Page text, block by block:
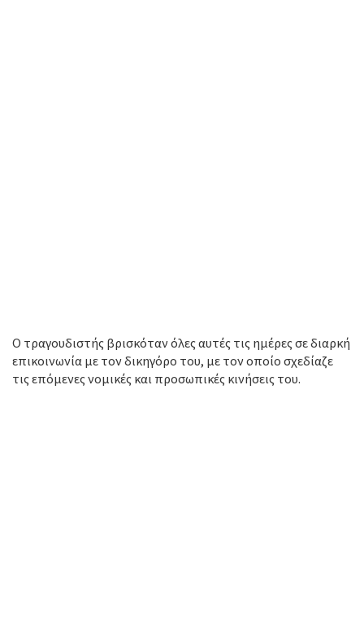
Ο τραγουδιστής βρισκόταν όλες αυτές τις ημέρες σε διαρκή
επικοινωνία με τον δικηγόρο του, με τον οποίο σχεδίαζε
τις επόμενες νομικές και προσωπικές κινήσεις του.